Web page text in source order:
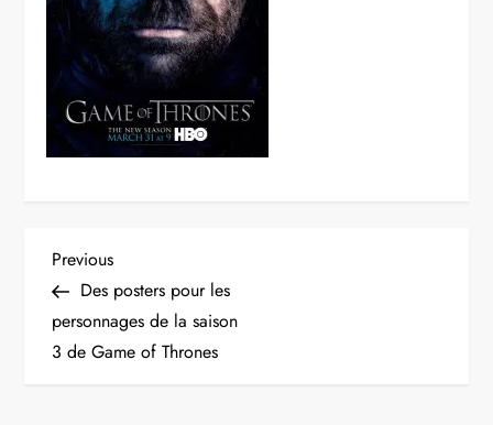
N
a
v
Previous
Post
Previous
Des posters pour les
personnages de la saison
3 de Game of Thrones